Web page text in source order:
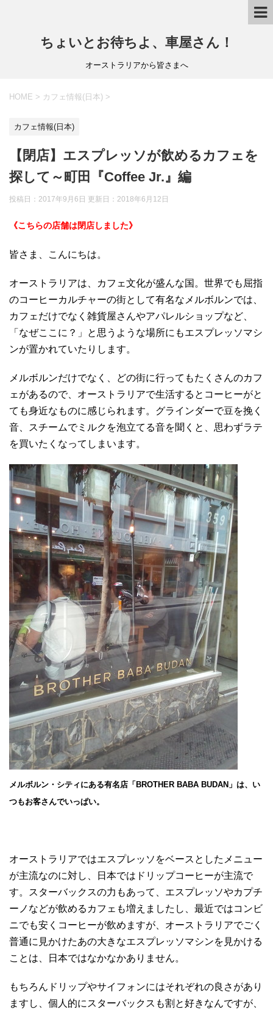
ちょいとお待ちよ、車屋さん！
オーストラリアから皆さまへ
HOME > カフェ情報(日本) >
カフェ情報(日本)
【閉店】エスプレッソが飲めるカフェを
探して～町田『Coffee Jr.』編
投稿日：2017年9月6日 更新日： 2018年6月12日
《こちらの店舗は閉店しました》
皆さま、こんにちは。
オーストラリアは、カフェ文化が盛んな国。世界でも屈指
のコーヒーカルチャーの街として有名なメルボルンでは、
カフェだけでなく雑貨屋さんやアパレルショップなど、
「なぜここに？」と思うような場所にもエスプレッソマシ
ンが置かれていたりします。
メルボルンだけでなく、どの街に行ってもたくさんのカフ
ェがあるので、オーストラリアで生活するとコーヒーがと
ても身近なものに感じられます。グラインダーで豆を挽く
音、スチームでミルクを泡立てる音を聞くと、思わずラテ
を買いたくなってしまいます。
メルボルン・シティにある有名店「BROTHER BABA BUDAN」は、い
つもお客さんでいっぱい。
オーストラリアではエスプレッソをベースとしたメニュー
が主流なのに対し、日本ではドリップコーヒーが主流で
す。スターバックスの力もあって、エスプレッソやカプチ
ーノなどが飲めるカフェも増えましたし、最近ではコンビ
ニでも安くコーヒーが飲めますが、オーストラリアでごく
普通に見かけたあの大きなエスプレッソマシンを見かける
ことは、日本ではなかなかありません。
もちろんドリップやサイフォンにはそれぞれの良さがあり
ますし、個人的にスターバックスも割と好きなんですが、